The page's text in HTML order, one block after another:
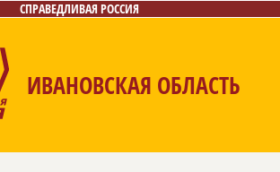
СПРАВЕДЛИВАЯ РОССИЯ
ИВАНОВСКАЯ ОБЛАСТЬ